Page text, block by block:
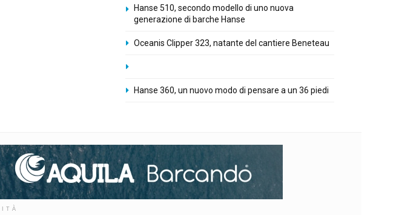
Hanse 510, secondo modello di uno nuova
generazione di barche Hanse
Oceanis Clipper 323, natante del cantiere Beneteau
Hanse 360, un nuovo modo di pensare a un 36 piedi